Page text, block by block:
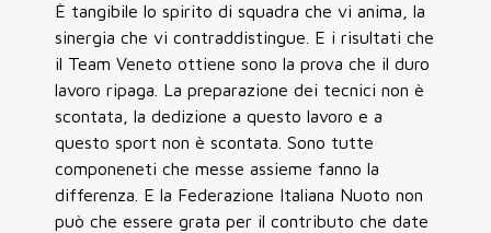
È tangibile lo spirito di squadra che vi anima, la
sinergia che vi contraddistingue. E i risultati che
il Team Veneto ottiene sono la prova che il duro
lavoro ripaga. La preparazione dei tecnici non è
scontata, la dedizione a questo lavoro e a
questo sport non è scontata. Sono tutte
componeneti che messe assieme fanno la
differenza. E la Federazione Italiana Nuoto non
può che essere grata per il contributo che date